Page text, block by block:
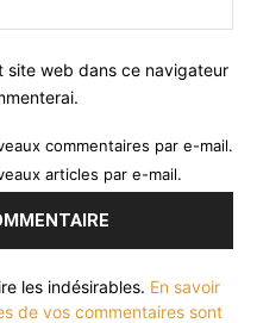
site web dans ce navigateur
commentaires par e-mail.
articles par e-mail.
les indésirables. En savoir
de vos commentaires sont